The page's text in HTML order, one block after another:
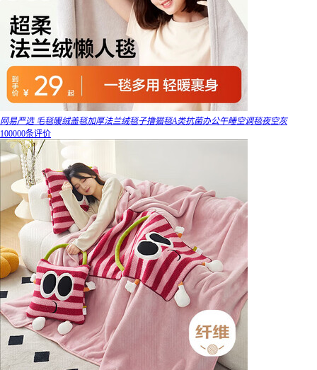
网易严选 毛毯暖绒盖毯加厚法兰绒毯子撸猫毯A类抗菌办公午睡空调毯夜空灰
100000条评价